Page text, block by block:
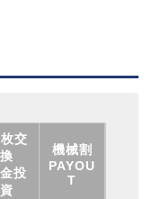
交
換
投
資
機械割
PAYOU
T